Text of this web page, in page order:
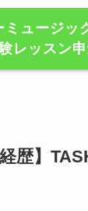
ミュージッ
レッスン
歴】